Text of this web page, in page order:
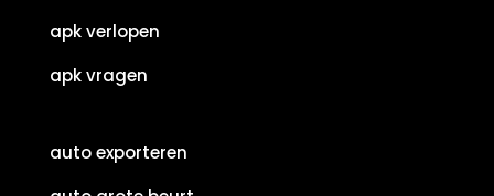
apk verlopen
apk vragen
auto exporteren